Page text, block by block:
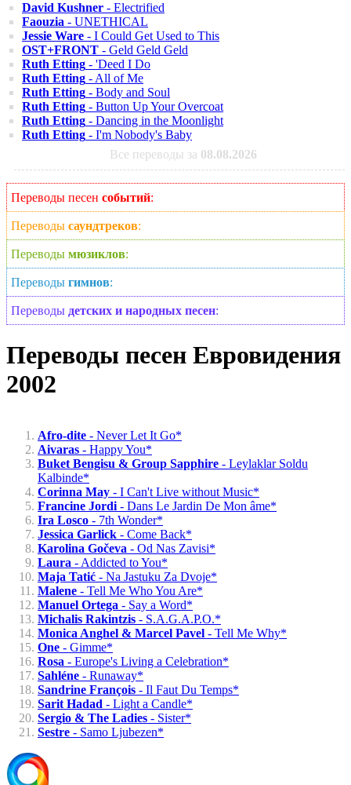
David Kushner - Electrified
Faouzia - UNETHICAL
Jessie Ware - I Could Get Used to This
OST+FRONT - Geld Geld Geld
Ruth Etting - 'Deed I Do
Ruth Etting - All of Me
Ruth Etting - Body and Soul
Ruth Etting - Button Up Your Overcoat
Ruth Etting - Dancing in the Moonlight
Ruth Etting - I'm Nobody's Baby
Все переводы за 08.08.2026
Переводы песен событий:
Переводы саундтреков:
Переводы мюзиклов:
Переводы гимнов:
Переводы детских и народных песен:
Переводы песен Евровидения
2002
Afro-dite - Never Let It Go*
Aivaras - Happy You*
Buket Bengisu & Group Sapphire - Leylaklar Soldu
Kalbinde*
Corinna May - I Can't Live without Music*
Francine Jordi - Dans Le Jardin De Mon âme*
Ira Losco - 7th Wonder*
Jessica Garlick - Come Back*
Karolina Gočeva - Od Nas Zavisi*
Laura - Addicted to You*
Maja Tatić - Na Jastuku Za Dvoje*
Malene - Tell Me Who You Are*
Manuel Ortega - Say a Word*
Michalis Rakintzis - S.A.G.A.P.O.*
Monica Anghel & Marcel Pavel - Tell Me Why*
One - Gimme*
Rosa - Europe's Living a Celebration*
Sahléne - Runaway*
Sandrine François - Il Faut Du Temps*
Sarit Hadad - Light a Candle*
Sergio & The Ladies - Sister*
Sestre - Samo Ljubezen*